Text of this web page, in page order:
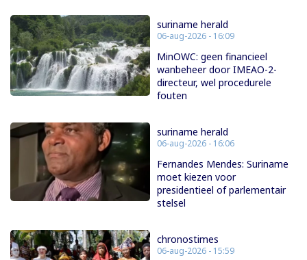
suriname herald
06-aug-2026 - 16:09
MinOWC: geen financieel
wanbeheer door IMEAO-2-
directeur, wel procedurele
fouten
suriname herald
06-aug-2026 - 16:06
Fernandes Mendes: Suriname
moet kiezen voor
presidentieel of parlementair
stelsel
chronostimes
06-aug-2026 - 15:59